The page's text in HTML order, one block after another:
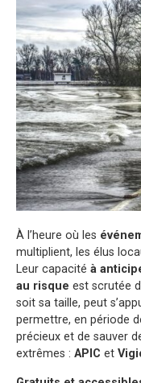
À l’heure où les
multiplient, les élus
Leur capacité à
au risque est scrutée
soit sa taille, peut
permettre, en période
précieux et de sauver
extrêmes : APIC et